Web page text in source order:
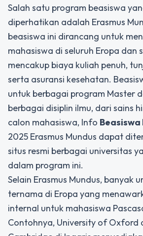
Salah satu program beasiswa
diperhatikan adalah Erasmus
beasiswa ini dirancang untuk
mahasiswa di seluruh Eropa dan
mencakup biaya kuliah penuh,
serta asuransi kesehatan.
untuk berbagai program Master
berbagai disiplin ilmu, dari sains
calon mahasiswa, Info
2025 Erasmus Mundus dapat
situs resmi berbagai universitas
dalam program ini.
Selain Erasmus Mundus, banyak
ternama di Eropa yang
internal untuk mahasiswa
Contohnya, University of Oxford